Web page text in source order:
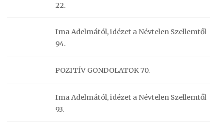
22.
Ima Adelmától, idézet a Névtelen Szellemtől
94.
POZITÍV GONDOLATOK 70.
Ima Adelmától, idézet a Névtelen Szellemtől
93.